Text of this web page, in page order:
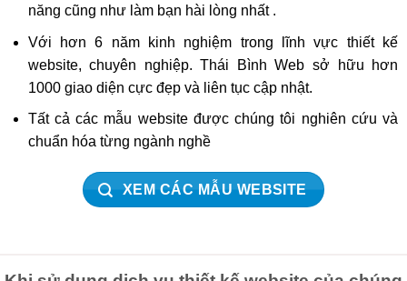
năng cũng như làm bạn hài lòng nhất .
Với hơn 6 năm kinh nghiệm trong lĩnh vực thiết kế
website, chuyên nghiệp. Thái Bình Web sở hữu hơn
1000 giao diện cực đẹp và liên tục cập nhật.
Tất cả các mẫu website được chúng tôi nghiên cứu và
chuẩn hóa từng ngành nghề
XEM CÁC MẪU WEBSITE